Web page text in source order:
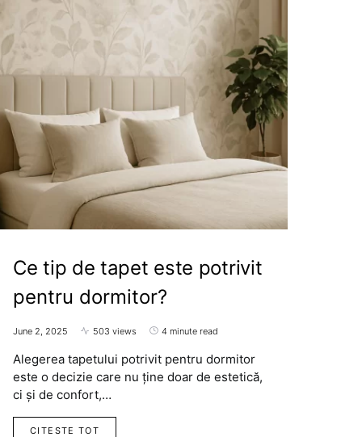
Ce tip de tapet este potrivit
pentru dormitor?
June 2, 2025 503 views 4 minute read
Alegerea tapetului potrivit pentru dormitor
este o decizie care nu ține doar de estetică,
ci și de confort,…
CITESTE TOT